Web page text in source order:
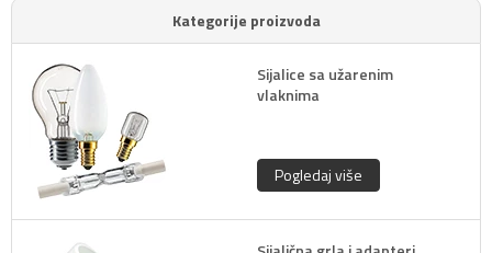
Kategorije proizvoda
Sijalice sa užarenim
vlaknima
Pogledaj više